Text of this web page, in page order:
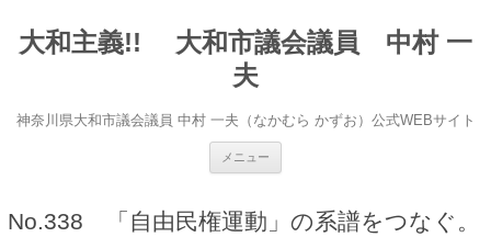
大和主義!! 大和市議会議員 中村 一
夫
神奈川県大和市議会議員 中村 一夫（なかむら かずお）公式WEBサイト
メニュー
No.338 「自由民権運動」の系譜をつなぐ。